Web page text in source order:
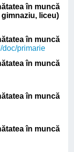
în muncă
liceu)
în muncă
doc/primarie
în muncă
în muncă
în muncă